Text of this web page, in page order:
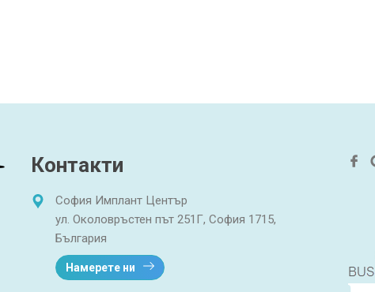
Контакти
София Имплант Център
ул. Околовръстен път 251Г, София 1715,
България
Намерете ни